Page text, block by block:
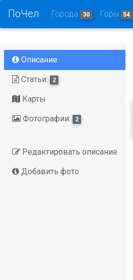
ПоЧел Города 30 Горы 54
Описание
Статьи: 2
Карты
Фотографии: 2
Редактировать описание
Добавить фото